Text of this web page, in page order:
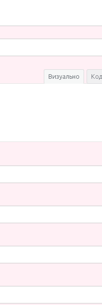
Визуально Код